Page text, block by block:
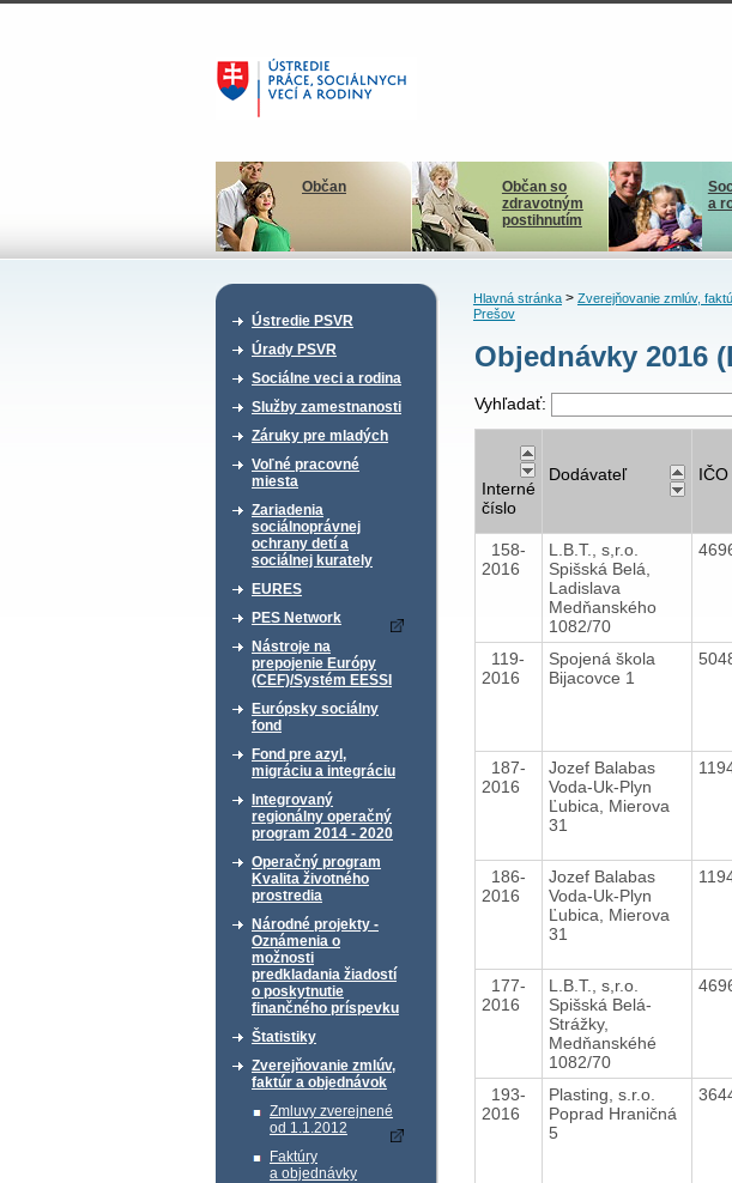
Občan
Občan so
zdravotným
postihnutím
a
Ústredie PSVR
Úrady PSVR
Sociálne veci a rodina
Služby zamestnanosti
Záruky pre mladých
Voľné pracovné
miesta
Zariadenia
sociálnoprávnej
ochrany detí a
sociálnej kurately
EURES
PES Network
Nástroje na
prepojenie Európy
(CEF)/Systém EESSI
Európsky sociálny
fond
Fond pre azyl,
migráciu a integráciu
Integrovaný
regionálny operačný
program 2014 - 2020
Operačný program
Kvalita životného
prostredia
Národné projekty -
Oznámenia o
možnosti
predkladania žiadostí
o poskytnutie
finančného príspevku
Štatistiky
Zverejňovanie zmlúv,
faktúr a objednávok
Zmluvy zverejnené
od 1.1.2012
Faktúry
a objednávky
Hlavná stránka> Zverejňovanie zmlúv,
Prešov
Objednávky 2016
Vyhľadať:
Interné
číslo
Dodávateľ IČO
158-
2016
L.B.T., s,r.o.
Spišská Belá,
Ladislava
Medňanského
1082/70
119-
2016
Spojená škola
Bijacovce 1
187-
2016
Jozef Balabas
Voda-Uk-Plyn
Ľubica, Mierova
31
186-
2016
Jozef Balabas
Voda-Uk-Plyn
Ľubica, Mierova
31
177-
2016
L.B.T., s,r.o.
Spišská Belá-
Strážky,
Medňanskéhé
1082/70
193-
2016
Plasting, s.r.o.
Poprad Hraničná
5